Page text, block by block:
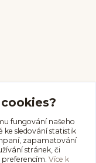
fungování našeho
ke sledování statistik
zapamatování
stránek, či
Více k